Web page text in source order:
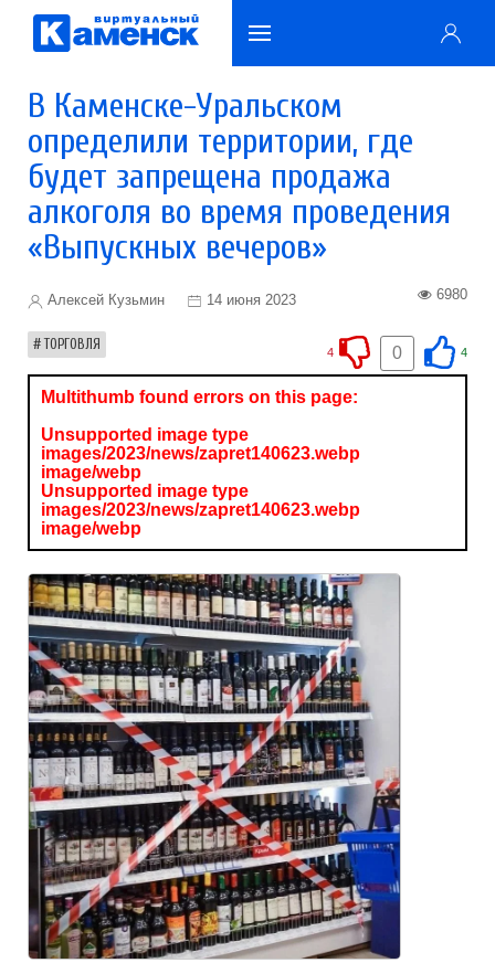
В Каменске-Уральском
определили территории, где
будет запрещена продажа
алкоголя во время проведения
«Выпускных вечеров»
Алексей Кузьмин 14 июня 2023 6980
ТОРГОВЛЯ 4
0
4
Multithumb found errors on this page:
Unsupported image type
images/2023/news/zapret140623.webp
image/webp
Unsupported image type
images/2023/news/zapret140623.webp
image/webp